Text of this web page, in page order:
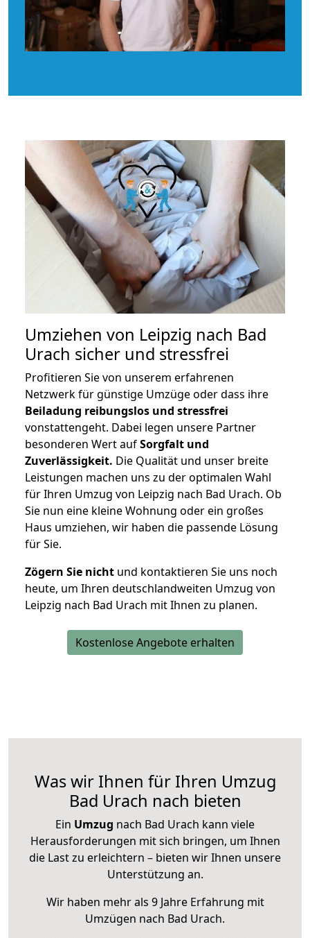
Umziehen von Leipzig nach Bad
Urach sicher und stressfrei
Profitieren Sie von unserem erfahrenen
Netzwerk für günstige Umzüge oder dass ihre
Beiladung reibungslos und stressfrei
vonstattengeht. Dabei legen unsere Partner
besonderen Wert aufSorgfalt und
Zuverlässigkeit. Die Qualität und unser breite
Leistungen machen uns zu der optimalen Wahl
für Ihren Umzug von Leipzig nach Bad Urach. Ob
Sie nun eine kleine Wohnung oder ein großes
Haus umziehen, wir haben die passende Lösung
für Sie.
Zögern Sie nicht und kontaktieren Sie uns noch
heute, um Ihren deutschlandweiten Umzug von
Leipzig nach Bad Urach mit Ihnen zu planen.
Kostenlose Angebote erhalten
Was wir Ihnen für Ihren Umzug
Bad Urach nach bieten
Ein Umzug nach Bad Urach kann viele
Herausforderungen mit sich bringen, um Ihnen
die Last zu erleichtern – bieten wir Ihnen unsere
Unterstützung an.
Wir haben mehr als 9 Jahre Erfahrung mit
Umzügen nach Bad Urach.